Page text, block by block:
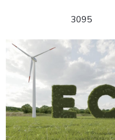
3095